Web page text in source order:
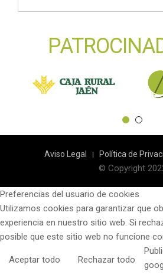
Aviso Legal Política de
© Copyright
Preferencias del usuario de cookies
Utilizamos cookies para garantizar que
experiencia en nuestro sitio web. Si
posible que este sitio web no funcione
Aceptar todo Rechazar todo